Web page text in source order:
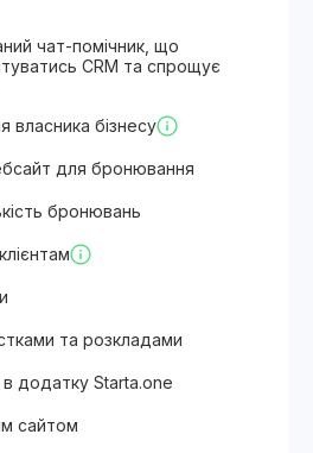
чат-помічник, що
CRM та спрощує
власника бізнесу
для бронювання
бронювань
та розкладами
додатку Starta.one
сайтом